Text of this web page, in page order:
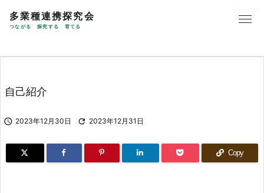
多業種連携探究会
つながる 探究する 育てる
自己紹介
 2023年12月30日  2023年12月31日
Copy